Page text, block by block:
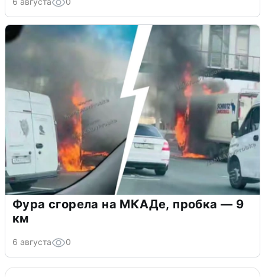
Фура сгорела на МКАДе, пробка — 9
км
6 августа 0